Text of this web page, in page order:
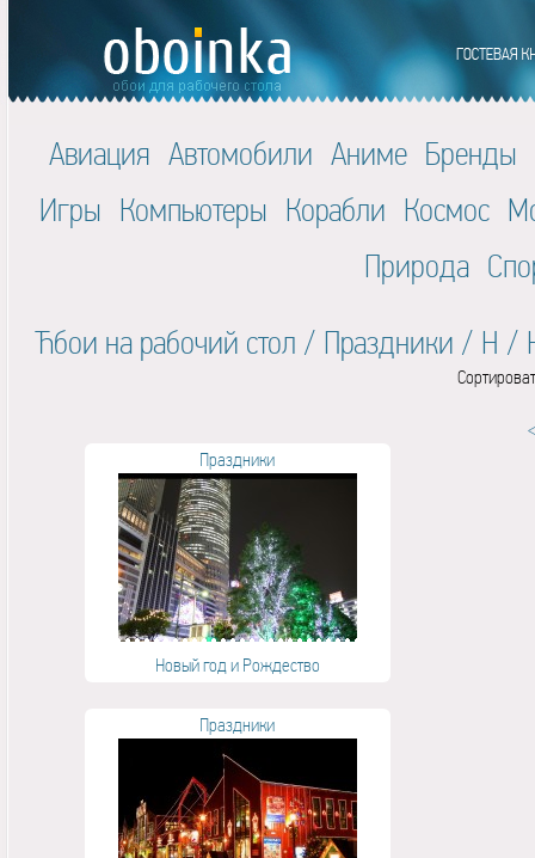
Авиация Автомобили Аниме Бренды
Игры Компьютеры Корабли Космос
Природа
Ћбои на рабочий стол / Праздники / Н /
Праздники
Новый год и Рождество
Праздники